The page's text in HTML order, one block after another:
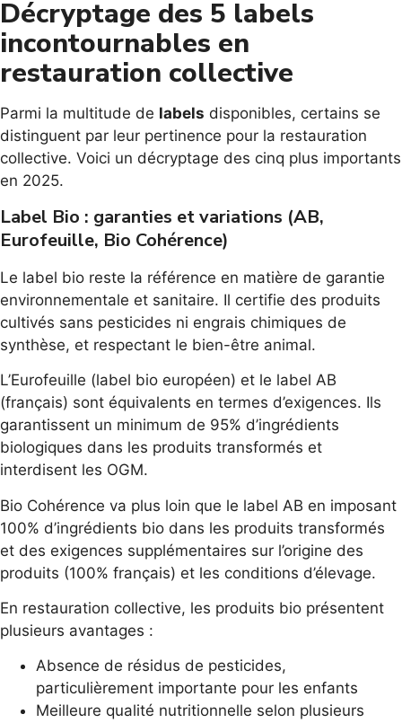
Décryptage des 5 labels
incontournables en
restauration collective
Parmi la multitude de labels disponibles, certains se
distinguent par leur pertinence pour la restauration
collective. Voici un décryptage des cinq plus importants
en 2025.
Label Bio : garanties et variations (AB,
Eurofeuille, Bio Cohérence)
Le label bio reste la référence en matière de garantie
environnementale et sanitaire. Il certifie des produits
cultivés sans pesticides ni engrais chimiques de
synthèse, et respectant le bien-être animal.
L’Eurofeuille (label bio européen) et le label AB
(français) sont équivalents en termes d’exigences. Ils
garantissent un minimum de 95% d’ingrédients
biologiques dans les produits transformés et
interdisent les OGM.
Bio Cohérence va plus loin que le label AB en imposant
100% d’ingrédients bio dans les produits transformés
et des exigences supplémentaires sur l’origine des
produits (100% français) et les conditions d’élevage.
En restauration collective, les produits bio présentent
plusieurs avantages :
Absence de résidus de pesticides,
particulièrement importante pour les enfants
Meilleure qualité nutritionnelle selon plusieurs